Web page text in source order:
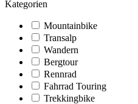
Kategorien
Mountainbike
Transalp
Wandern
Bergtour
Rennrad
Fahrrad Touring
Trekkingbike